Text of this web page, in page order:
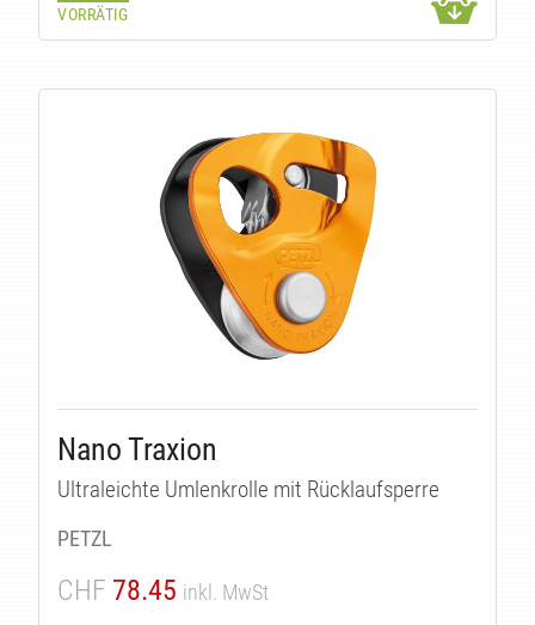
VORRÄTIG
Nano Traxion
Ultraleichte Umlenkrolle mit Rücklaufsperre
PETZL
CHF 78.45 inkl. MwSt